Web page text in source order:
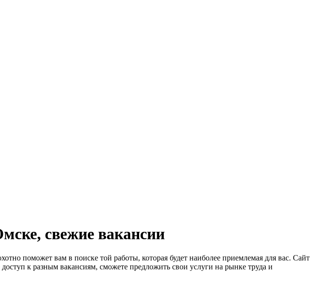
свежие вакансии
поможет вам в поиске той работы, которая будет наиболее приемлемая для вас. Сайт
к разным вакансиям, сможете предложить свои услуги на рынке труда и